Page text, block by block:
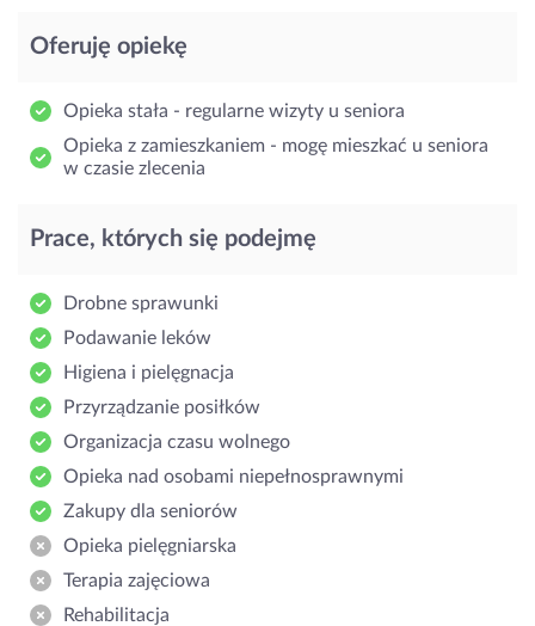
Oferuję opiekę
Opieka stała - regularne wizyty u seniora
Opieka z zamieszkaniem - mogę mieszkać u seniora
w czasie zlecenia
Prace, których się podejmę
Drobne sprawunki
Podawanie leków
Higiena i pielęgnacja
Przyrządzanie posiłków
Organizacja czasu wolnego
Opieka nad osobami niepełnosprawnymi
Zakupy dla seniorów
Opieka pielęgniarska
Terapia zajęciowa
Rehabilitacja